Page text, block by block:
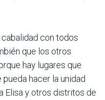
con todos
que los otros
hay lugares que
hacer la unidad
Elisa y otros distritos de